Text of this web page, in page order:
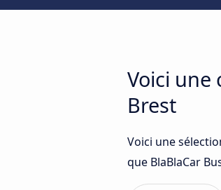
Voici une
Brest
Voici une
que BlaBlaCar